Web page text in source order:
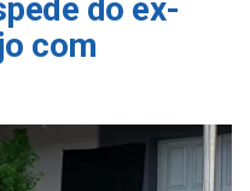
do ex-
com